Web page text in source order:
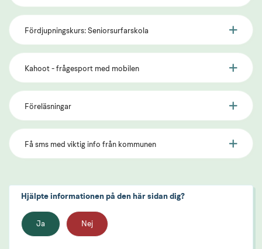
Fördjupningskurs: Seniorsurfarskola
Kahoot - frågesport med mobilen
Föreläsningar
Få sms med viktig info från kommunen
Hjälpte informationen på den här sidan dig?
Ja Nej